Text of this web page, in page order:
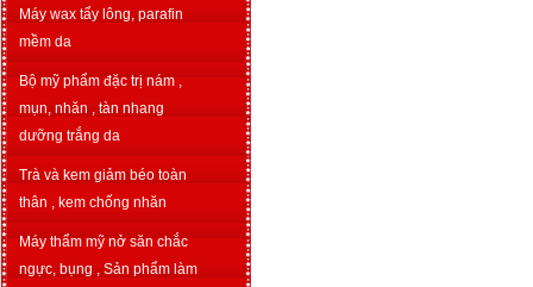
Máy wax tẩy lông, parafin
mềm da
Bộ mỹ phẩm đặc trị nám ,
mụn, nhăn , tàn nhang
dưỡng trắng da
Trà và kem giảm béo toàn
thân , kem chống nhăn
Máy thẩm mỹ nở săn chắc
ngực, bụng , Sản phẩm làm